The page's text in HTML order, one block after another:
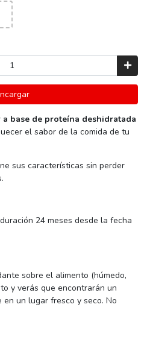
a base de proteína deshidratada
el sabor de la comida de tu
sus características sin perder
24 meses desde la fecha
sobre el alimento (húmedo,
y verás que encontrarán un
un lugar fresco y seco. No